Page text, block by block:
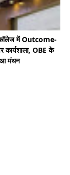
कॉलेज में Outcome-
OBE के
मंथन